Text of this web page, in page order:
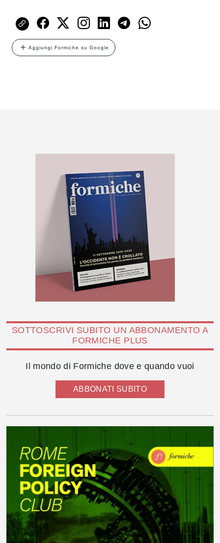
Aggiungi Formiche su Google
SOTTOSCRIVI SUBITO UN ABBONAMENTO A
FORMICHE PLUS
Il mondo di Formiche dove e quando vuoi
ABBONATI SUBITO